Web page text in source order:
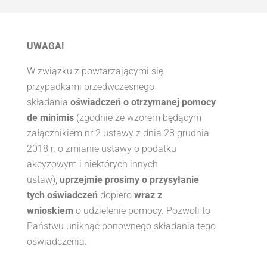
UWAGA!
W związku z powtarzającymi się
przypadkami przedwczesnego
składania oświadczeń o otrzymanej pomocy
de minimis(zgodnie ze wzorem będącym
załącznikiem nr 2 ustawy z dnia 28 grudnia
2018 r. o zmianie ustawy o podatku
akcyzowym i niektórych innych
ustaw), uprzejmie prosimy o przysyłanie
tych oświadczeń dopiero wraz z
wnioskiem o udzielenie pomocy. Pozwoli to
Państwu uniknąć ponownego składania tego
oświadczenia.